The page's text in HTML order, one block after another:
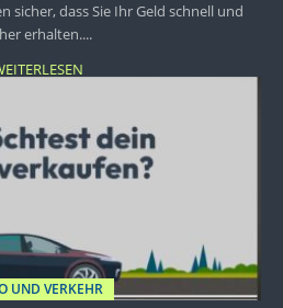
sicher, dass Sie Ihr Geld schnell und
erhalten....
UND VERKEHR